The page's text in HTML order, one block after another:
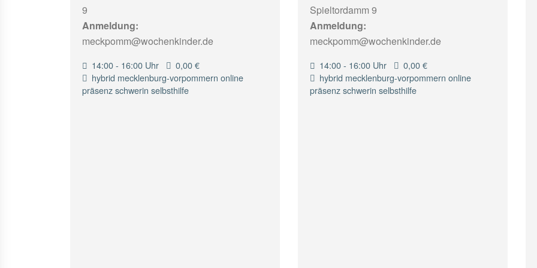
9
Anmeldung:
meckpomm@wochenkinder.de
14:00 - 16:00 Uhr
0,00 €
hybrid mecklenburg-vorpommern online
präsenzschwerin selbsthilfe
Spieltordamm 9
Anmeldung:
meckpomm@wochenkinder.de
14:00 - 16:00 Uhr
0,00 €
hybrid mecklenburg-vorpommern online
präsenzschwerin selbsthilfe